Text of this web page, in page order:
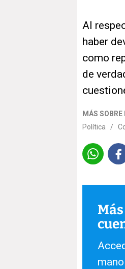
Al
haber
como
de
MÁS
Política
/